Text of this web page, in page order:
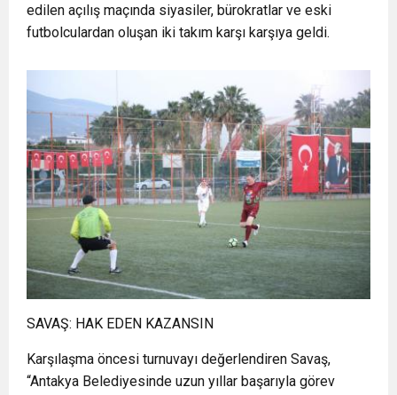
edilen açılış maçında siyasiler, bürokratlar ve eski
futbolculardan oluşan iki takım karşı karşıya geldi.
SAVAŞ: HAK EDEN KAZANSIN
Karşılaşma öncesi turnuvayı değerlendiren Savaş,
“Antakya Belediyesinde uzun yıllar başarıyla görev